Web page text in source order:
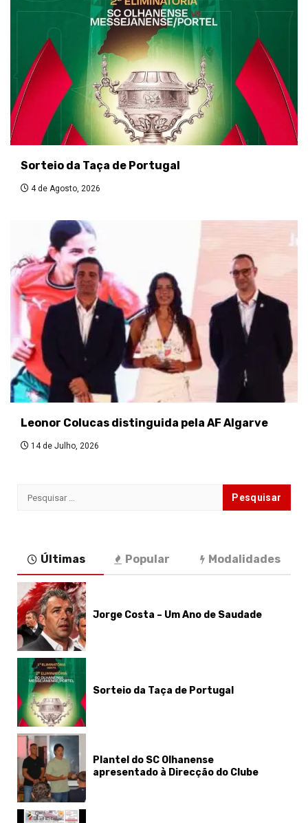
Sorteio da Taça de Portugal
4 de Agosto, 2026
Leonor Colucas distinguida pela AF Algarve
14 de Julho, 2026
Pesquisar
Últimas Popular Modalidades
Jorge Costa – Um Ano de Saudade
Sorteio da Taça de Portugal
Plantel do SC Olhanense
apresentado à Direcção do Clube